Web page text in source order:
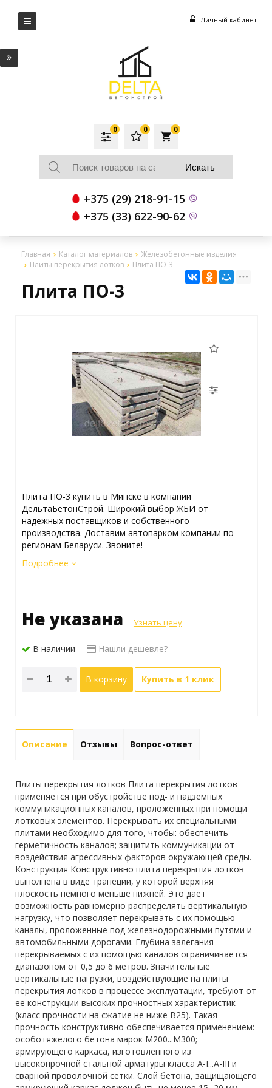
Личный кабинет
local_grocery_store
0
0
0
+375 (29) 218-91-15
+375 (33) 622-90-62
Главная Каталог материалов
Железобетонные изделия
Плиты перекрытия лотков
Плита ПО-3
Плита ПО-3
Плита ПО-3 купить в Минске в компании
ДельтаБетонСтрой. Широкий выбор ЖБИ от
надежных поставщиков и собственного
производства. Доставим автопарком компании по
регионам Беларуси. Звоните!
Подробнее
Не указана Узнать цену
В наличии Нашли дешевле?
В корзину Купить в 1 клик
Описание Отзывы Вопрос-ответ
Плиты перекрытия лотков Плита перекрытия лотков
применяется при обустройстве под- и надземных
коммуникационных каналов, проложенных при помощи
лотковых элементов. Перекрывать их специальными
плитами необходимо для того, чтобы: обеспечить
герметичность каналов; защитить коммуникации от
воздействия агрессивных факторов окружающей среды.
Конструкция Конструктивно плита перекрытия лотков
выполнена в виде трапеции, у которой верхняя
плоскость немного меньше нижней. Это дает
возможность равномерно распределять вертикальную
нагрузку, что позволяет перекрывать с их помощью
каналы, проложенные под железнодорожными путями и
автомобильными дорогами. Глубина залегания
перекрываемых с их помощью каналов ограничивается
диапазоном от 0,5 до 6 метров. Значительные
вертикальные нагрузки, воздействующие на плиты
перекрытия лотков в процессе эксплуатации, требуют от
ее конструкции высоких прочностных характеристик
(класс прочности на сжатие не ниже В25). Такая
прочность конструктивно обеспечивается применением:
особотяжелого бетона марок М200...М300;
армирующего каркаса, изготовленного из
высокопрочной стальной арматуры класса A-I...A-III и
сварной проволочной сетки. Слой бетона, защищающего